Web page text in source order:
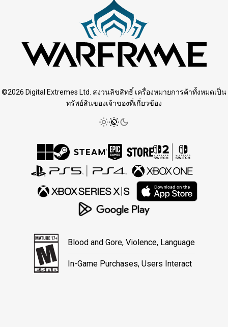
©2026 Digital Extremes Ltd. สงวนลิขสิทธิ์ เครื่องหมายการค้าทั้งหมดเป็น
ทรัพย์สินของเจ้าของที่เกี่ยวข้อง
Blood and Gore, Violence, Language
In-Game Purchases, Users Interact